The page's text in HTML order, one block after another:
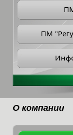
ПМ
О компании